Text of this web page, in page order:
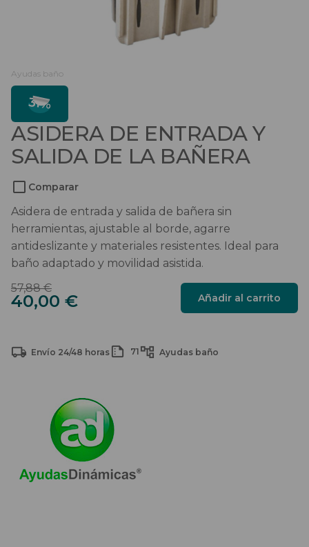
Ayudas baño
31%
ASIDERA DE ENTRADA Y
SALIDA DE LA BAÑERA
Comparar
Asidera de entrada y salida de bañera sin
herramientas, ajustable al borde, agarre
antideslizante y materiales resistentes. Ideal para
baño adaptado y movilidad asistida.
57,88€
El
precio
57,88 €.
40,00 €
El
precio
40,00 €.
de
salida
bañera
cantidad
Añadir al carrito
Envío 24/48 horas 71 Ayudas baño
Sillas de ruedas
Sillas de ruedas eléctricas
Sistemas de sujeción